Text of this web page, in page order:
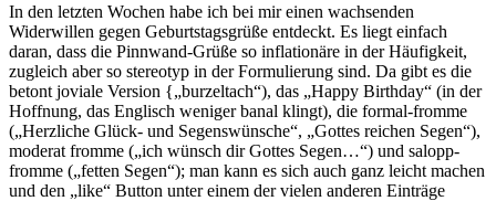
In den letzten Wochen habe ich bei mir einen wachsenden
Widerwillen gegen Geburtstagsgrüße entdeckt. Es liegt einfach
daran, dass die Pinnwand-Grüße so inflationäre in der Häufigkeit,
zugleich aber so stereotyp in der Formulierung sind. Da gibt es die
betont joviale Version {„burzeltach“), das „Happy Birthday“ (in der
Hoffnung, das Englisch weniger banal klingt), die formal-fromme
(„Herzliche Glück- und Segenswünsche“, „Gottes reichen Segen“),
moderat fromme („ich wünsch dir Gottes Segen…“) und salopp-
fromme („fetten Segen“); man kann es sich auch ganz leicht machen
und den „like“ Button unter einem der vielen anderen Einträge